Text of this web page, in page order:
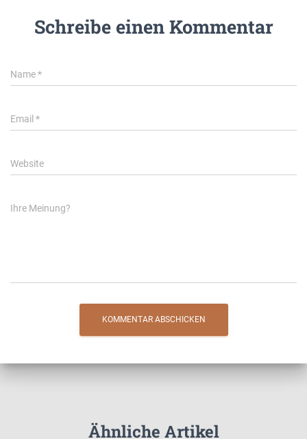
Schreibe einen Kommentar
Name*
Email *
Website
Ihre Meinung?
Ähnliche Artikel